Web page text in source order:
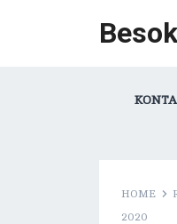
HOME
2020